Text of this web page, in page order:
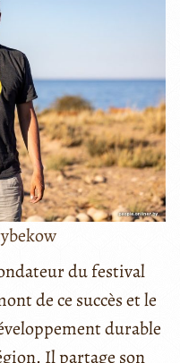
du festival
de ce succès et le
durable
Il partage son